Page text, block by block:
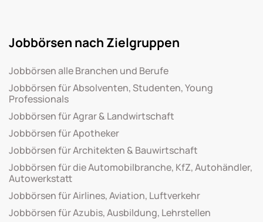
Jobbörsen nach Zielgruppen
Jobbörsen alle Branchen und Berufe
Jobbörsen für Absolventen, Studenten, Young
Professionals
Jobbörsen für Agrar & Landwirtschaft
Jobbörsen für Apotheker
Jobbörsen für Architekten & Bauwirtschaft
Jobbörsen für die Automobilbranche, KfZ, Autohändler,
Autowerkstatt
Jobbörsen für Airlines, Aviation, Luftverkehr
Jobbörsen für Azubis, Ausbildung, Lehrstellen